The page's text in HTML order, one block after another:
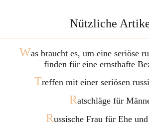
Nützliche
Was braucht es, um eine seriöse
finden für eine ernsthafte
Treffen mit einer seriösen
Ratschläge für
Russische Frau für Ehe